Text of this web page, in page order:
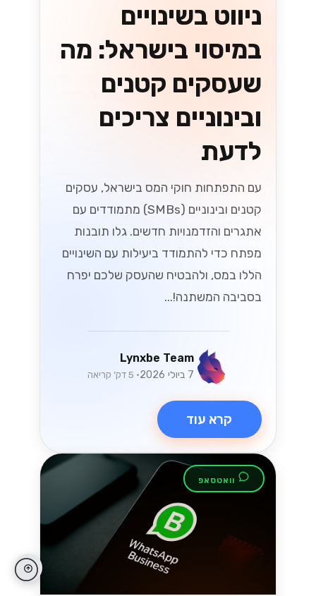
ניווט בשינויים
במיסוי בישראל: מה
שעסקים קטנים
ובינוניים צריכים
לדעת
עם התפתחות חוקי המס בישראל, עסקים
קטנים ובינוניים (SMBs) מתמודדים עם
אתגרים והזדמנויות חדשים. גלו תובנות
מפתח כדי להתמודד ביעילות עם השינויים
הללו במס, ולהבטיח שהעסק שלכם יפרח
בסביבה המשתנה!...
Lynxbe Team
7 ביולי 2026 • 5 דק׳ קריאה
קרא עוד
וואטסאפ